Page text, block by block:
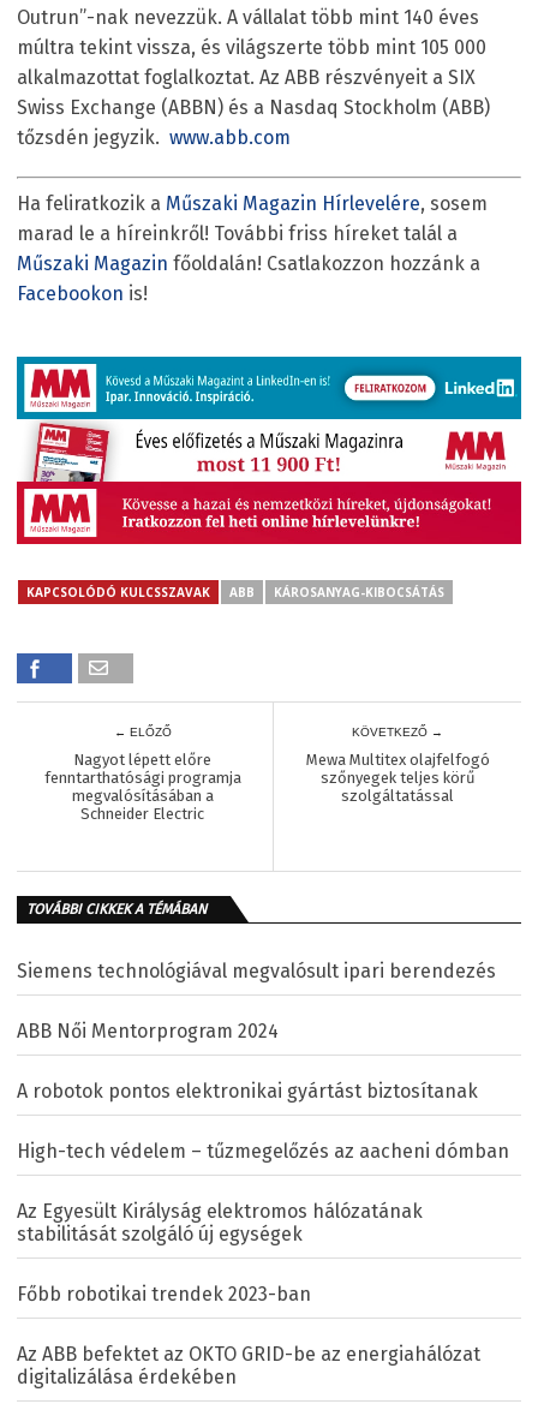
Outrun”-nak nevezzük. A vállalat több mint 140 éves
múltra tekint vissza, és világszerte több mint 105 000
alkalmazottat foglalkoztat. Az ABB részvényeit a SIX
Swiss Exchange (ABBN) és a Nasdaq Stockholm (ABB)
tőzsdén jegyzik. www.abb.com
Ha feliratkozik a Műszaki Magazin Hírlevelére, sosem
marad le a híreinkről! További friss híreket talál a
Műszaki Magazin főoldalán! Csatlakozzon hozzánk a
Facebookon is!
KAPCSOLÓDÓ KULCSSZAVAK ABB KÁROSANYAG-KIBOCSÁTÁS
← ELŐZŐ
Nagyot lépett előre
fenntarthatósági programja
megvalósításában a
Schneider Electric
KÖVETKEZŐ →
Mewa Multitex olajfelfogó
szőnyegek teljes körű
szolgáltatással
TOVÁBBI CIKKEK A TÉMÁBAN
Siemens technológiával megvalósult ipari berendezés
ABB Női Mentorprogram 2024
A robotok pontos elektronikai gyártást biztosítanak
High-tech védelem – tűzmegelőzés az aacheni dómban
Az Egyesült Királyság elektromos hálózatának
stabilitását szolgáló új egységek
Főbb robotikai trendek 2023-ban
Az ABB befektet az OKTO GRID-be az energiahálózat
digitalizálása érdekében